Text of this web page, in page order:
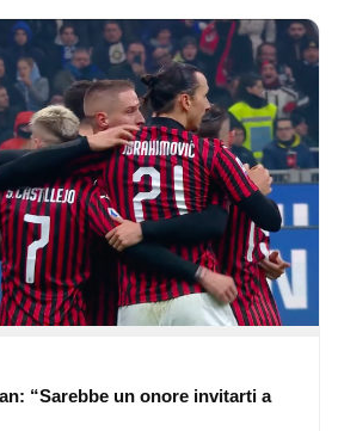
“Sarebbe un onore invitarti a